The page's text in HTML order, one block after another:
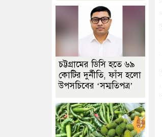
চট্টগ্রামের ডিসি হতে ৬৯
কোটির দুর্নীতি, ফাঁস হলো
উপসচিবের ‘সম্মতিপত্র’